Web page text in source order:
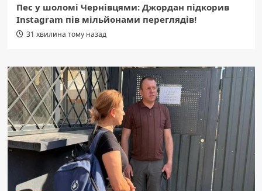
Пес у шоломі Чернівцями: Джордан підкорив
Instagram пів мільйонами переглядів!
31 хвилина тому назад